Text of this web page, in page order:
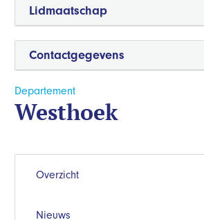
Lidmaatschap
Contactgegevens
Departement
Westhoek
Overzicht
Nieuws